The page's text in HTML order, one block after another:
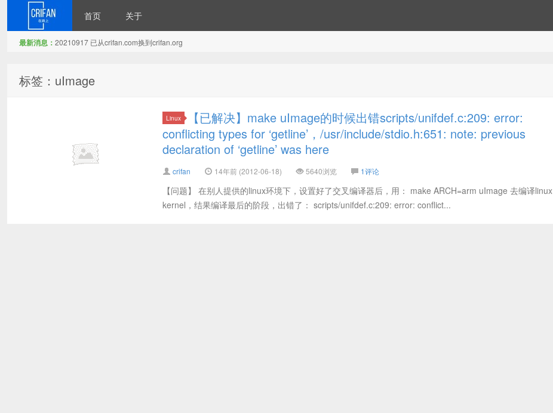
首页 关于
最新消息： 20210917 已从crifan.com换到crifan.org
标签：uImage
Linux
【已解决】make uImage的时候出错scripts/unifdef.c:209: error:
conflicting types for ‘getline’，/usr/include/stdio.h:651: note: previous
declaration of ‘getline’ was here
crifan 14年前 (2012-06-18) 5640浏览 1评论
【问题】 在别人提供的linux环境下，设置好了交叉编译器后，用： make ARCH=arm uImage 去编译linux
kernel，结果编译最后的阶段，出错了： scripts/unifdef.c:209: error: conflict...